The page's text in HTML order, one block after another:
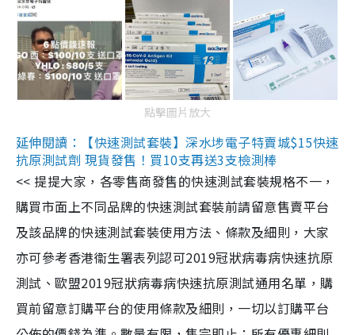
點擊圖片放大
延伸閱讀：【快速測試套裝】深水埗電子特賣城$15快速
抗原測試劑 現貨發售！買10支再送3支檢測棒
<< 提提大家，各零售商發售的快速測試套裝規格不一，
購買市面上不同品牌的快速測試套裝前請留意售賣平台
及該品牌的快速測試套裝使用方法、條款及細則，大家
亦可參考香港衞生署表列認可2019冠狀病毒病快速抗原
測試、歐盟2019冠狀病毒病快速抗原測試通用名單，購
買前留意訂購平台的使用條款及細則，一切以訂購平台